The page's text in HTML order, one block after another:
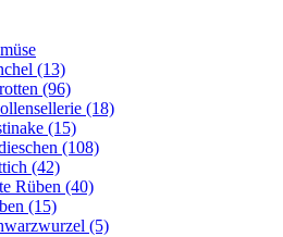
(13)
(96)
(18)
(15)
(108)
(42)
Rüben (40)
(15)
(5)